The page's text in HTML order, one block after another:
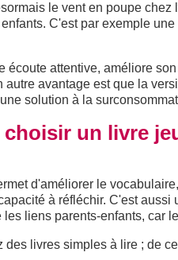
le vent en poupe
C'est par exemple
écoute attentive, améliore
autre avantage est que la
solution à la
un livre
d'améliorer le
à réfléchir. C'est
liens parents-enfants, car
des livres simples à lire ; de